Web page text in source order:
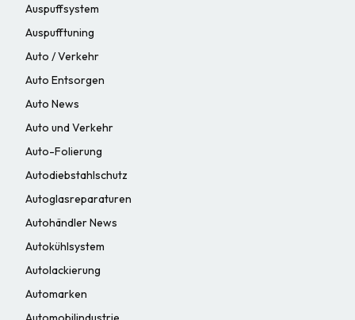
Auspuffsystem
Auspufftuning
Auto / Verkehr
Auto Entsorgen
Auto News
Auto und Verkehr
Auto-Folierung
Autodiebstahlschutz
Autoglasreparaturen
Autohändler News
Autokühlsystem
Autolackierung
Automarken